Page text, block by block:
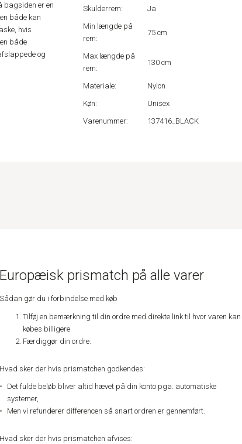
bagsiden er en
både kan
hvis
både
og
Skulderrem:
Ja
Min længde på
rem:
75 cm
Max længde på
rem:
130 cm
Materiale:
Nylon
Køn:
Unisex
Varenummer:
137416_BLACK
Europæisk prismatch på alle varer
Sådan gør du i forbindelse med køb
Tilføj en bemærkning til din ordre med direkte link til hvor varen kan
købes billigere
Færdiggør din ordre.
Hvad sker der hvis prismatchen godkendes:
Det fulde beløb bliver altid hævet på din konto pga. automatiske
systemer,
Men vi refunderer differencen så snart ordren er gennemført.
Hvad sker der hvis prismatchen afvises: